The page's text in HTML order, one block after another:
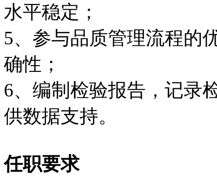
水平稳定；
5、参与品质管理流程的
确性；
6、编制检验报告，记录
供数据支持。
任职要求